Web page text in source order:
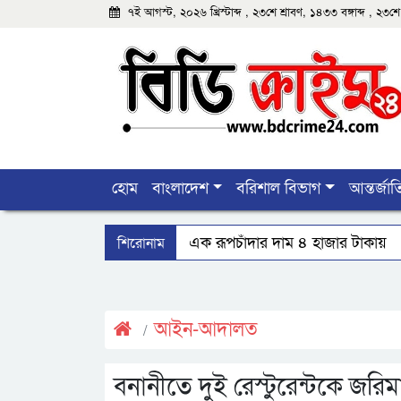
৭ই আগস্ট, ২০২৬ খ্রিস্টাব্দ , ২৩শে শ্রাবণ, ১৪৩৩ বঙ্গাব্দ ,
হোম বাংলাদেশ বরিশাল বিভাগ
শিরোনাম
বঙ্গোপসাগরের এক রূপচাঁদার দাম ৪ হাজার টাকায়
আইন-আদালত
বনানীতে দুই রেস্টুরেন্টকে